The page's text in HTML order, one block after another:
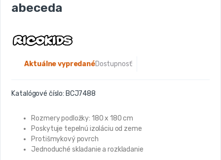
abeceda
Dostupnosť:
Aktuálne vypredané
Katalógové číslo: BCJ7488
Rozmery podložky: 180 x 180 cm
Poskytuje tepelnú izoláciu od zeme
Protišmykový povrch
Jednoduché skladanie a rozkladanie